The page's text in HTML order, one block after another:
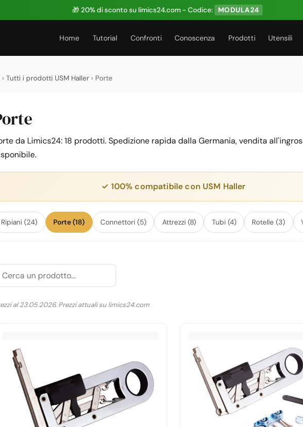
🎁 20% di sconto su limics24.com - Codice: MODULA24
Home Tutorial Confronti Conoscenza Prodotti Utensili
› Tutti i prodotti USM Haller › Porte
da Limics24: 18 prodotti. Spedizione rapida dalla Germania, vendita
✓ 100% compatibile con USM Haller
Ripiani (24) Porte (18) Connettori (5) Attrezzi (8) Tubi (4) Rotelle (3)
al 23.05.2026. Prezzi attuali su limics24.com